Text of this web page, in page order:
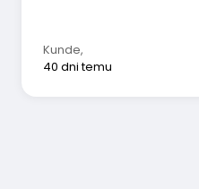
Kunde,
40 dni temu